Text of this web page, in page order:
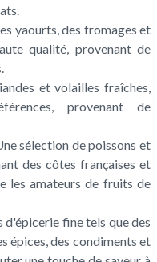
yaourts, des fromages et
qualité, provenant de
et volailles fraîches,
provenant de
sélection de poissons et
des côtes françaises et
les amateurs de fruits de
fine tels que des
épices, des condiments et